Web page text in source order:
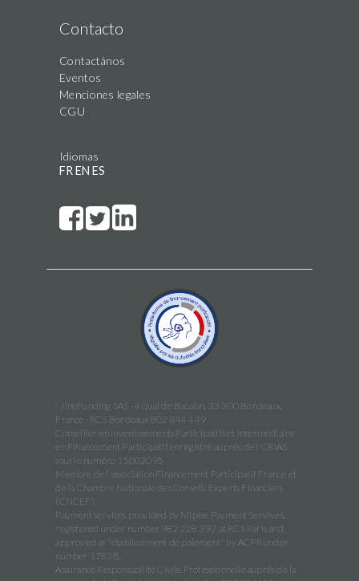
Contacto
Contactános
Eventos
Menciones legales
CGU
Idiomas
FR EN ES
WineFunding SAS · 4 quai de Bacalan, 33 300 Bordeaux,
France · RCS Bordeaux 802 844 449
Conseiller en Investissements Participatifs et Intermédiaire
en Financement Participatif enregistré auprès de l'ORIAS
sous le numéro 15003095
Membre de l'association Financement Participatif France et
de la Chambre Nationale des Conseils Experts Financiers
(CNCEF)
Payment services provided by Mipise Payment Servives,
registered under number 982 228 397 at RCS Paris and
approved as "établissement de paiement" by ACPR under
number 17838.
Assurance Responsabilité Civile Professionnelle auprès de la